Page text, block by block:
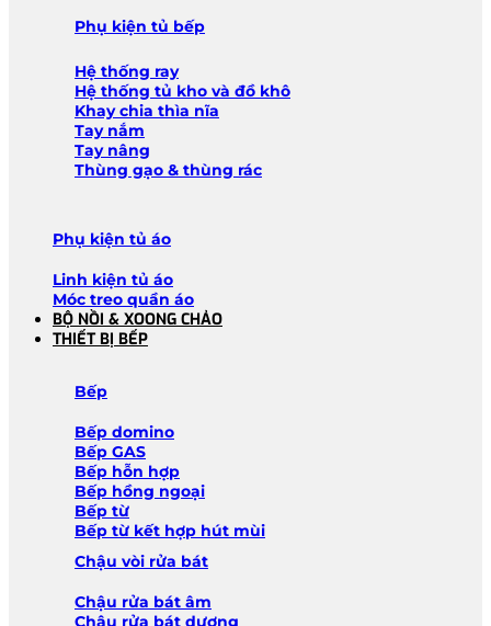
Phụ kiện tủ bếp
Hệ thống ray
Hệ thống tủ kho và đồ khô
Khay chia thìa nĩa
Tay nắm
Tay nâng
Thùng gạo & thùng rác
Phụ kiện tủ áo
Linh kiện tủ áo
Móc treo quần áo
BỘ NỒI & XOONG CHẢO
THIẾT BỊ BẾP
Bếp
Bếp domino
Bếp GAS
Bếp hỗn hợp
Bếp hồng ngoại
Bếp từ
Bếp từ kết hợp hút mùi
Chậu vòi rửa bát
Chậu rửa bát âm
Chậu rửa bát dương